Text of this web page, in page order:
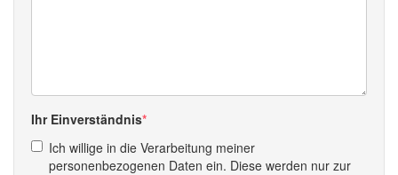
Ihr Einverständnis
Ich willige in die Verarbeitung meiner
personenbezogenen Daten ein. Diese werden nur zur